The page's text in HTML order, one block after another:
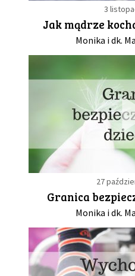
3
Jak mądrze
Monika i dk.
27
Granica
Monika i dk.